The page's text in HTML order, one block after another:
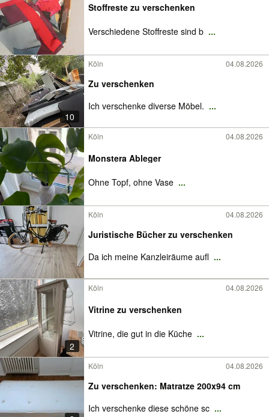
Stoffreste zu verschenken
Verschiedene Stoffreste sind b ...
10
Köln 04.08.2026
Zu verschenken
Ich verschenke diverse Möbel. ...
Köln 04.08.2026
Monstera Ableger
Ohne Topf, ohne Vase ...
Köln 04.08.2026
Juristische Bücher zu verschenken
Da ich meine Kanzleiräume aufl ...
2
Köln 04.08.2026
Vitrine zu verschenken
Vitrine, die gut in die Küche ...
Köln 04.08.2026
Zu verschenken: Matratze 200x94 cm
Ich verschenke diese schöne sc ...